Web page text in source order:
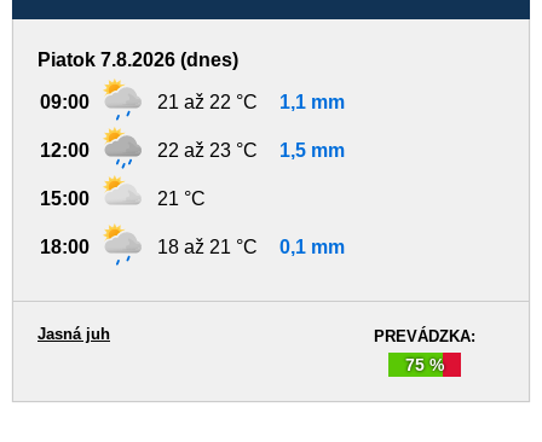
Piatok 7.8.2026 (dnes)
09:00 21 až 22 °C 1,1 mm
12:00 22 až 23 °C 1,5 mm
15:00 21 °C
18:00 18 až 21 °C 0,1 mm
PREVÁDZKA:
75 %
Jasná juh